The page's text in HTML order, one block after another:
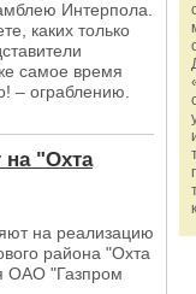
Интерпола.
каких только
самое время
– ограблению.
на "Охта
на реализацию
района "Охта
ОАО "Газпром